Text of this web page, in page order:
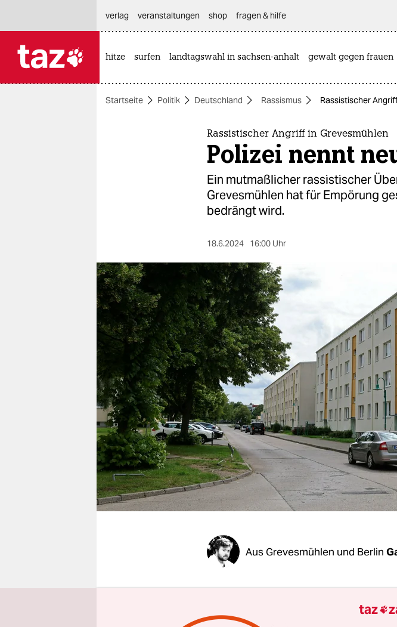
themen
berlin
nord
wahrheit
verlag
verlag
veranstaltungen
shop
fragen & hilfe
unterstützen
abo
genossenschaft
verlag
veranstaltungen shop fragen & hilfe
hitze surfen landtagswahl in sachsen-anhalt gewalt gegen frauen
Startseite Politik Deutschland Rassismus Rassistischer
Rassistischer Angriff in Grevesmühlen
Polizei nennt
Ein mutmaßlicher rassistischer
Grevesmühlen hat für Empörung
bedrängt wird.
18.6.2024 16:00 Uhr
Aus Grevesmühlen und Berlin
| Zu dem rassistischen
mecklenburgischen
taz 